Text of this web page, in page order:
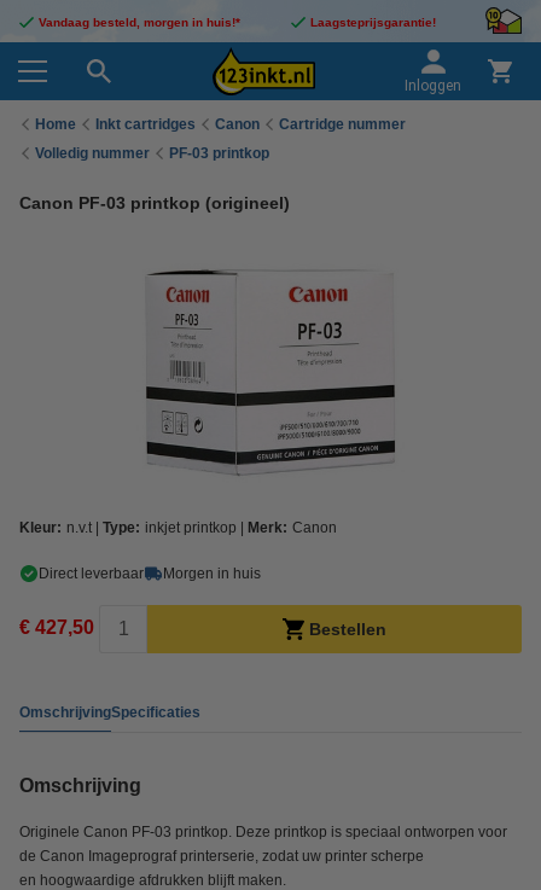
Vandaag besteld, morgen in huis!* Laagsteprijsgarantie!
Inloggen
Home Inkt cartridges Canon
Cartridge nummer
Volledig nummer
PF-03 printkop
Canon PF-03 printkop (origineel)
Kleur: n.v.t Type: inkjet printkop Merk: Canon
Direct leverbaar Morgen in huis
€ 427,50 Bestellen
OmschrijvingSpecificaties
Omschrijving
Originele Canon PF-03 printkop. Deze printkop is speciaal ontworpen voor
de Canon Imageprograf printerserie, zodat uw printer scherpe
en hoogwaardige afdrukken blijft maken.